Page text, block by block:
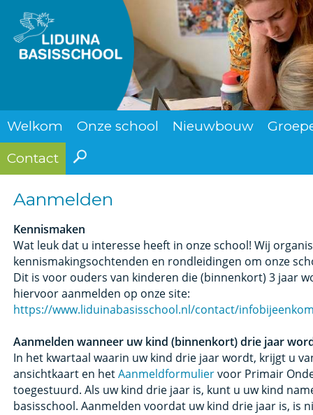
Welkom Onze school Nieuwbouw
Contact
Aanmelden
Kennismaken
Wat leuk dat u interesse heeft in onze school! Wij
kennismakingsochtenden en rondleidingen om onze
Dit is voor ouders van kinderen die (binnenkort) 3 jaar
hiervoor aanmelden op onze site:
https://www.liduinabasisschool.nl/contact/
Aanmelden wanneer uw kind (binnenkort) drie jaar
In het kwartaal waarin uw kind drie jaar wordt, krijgt u
ansichtkaart en hetAanmeldformuliervoor Primair
toegestuurd. Als uw kind drie jaar is, kunt u uw kind
basisschool. Aanmelden voordat uw kind drie jaar is, is